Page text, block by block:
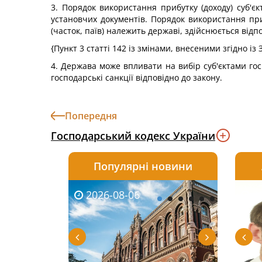
3. Порядок використання прибутку (доходу)
установчих документів. Порядок використання
(часток, паїв) належить державі, здійснюється
{Пункт 3 статті 142 із змінами, внесеними згідно
4. Держава може впливати на вибір суб'єктами
господарські санкції відповідно до закону.
Попередня
Господарський кодекс України
Популярні новини
2026-08-06
2026-08-03